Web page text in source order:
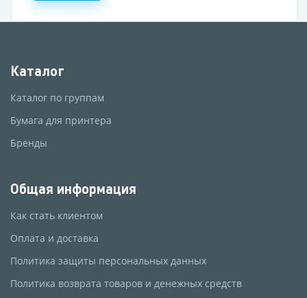
Каталог
Каталог по группам
Бумага для принтера
Бренды
Общая информация
Как стать клиентом
Оплата и доставка
Политика защиты персональных данных
Политика возврата товаров и денежных средств